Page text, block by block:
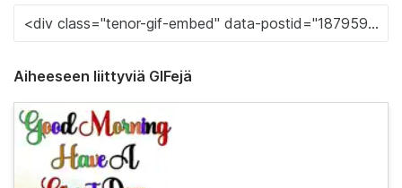
Aiheeseen liittyviä GIFejä